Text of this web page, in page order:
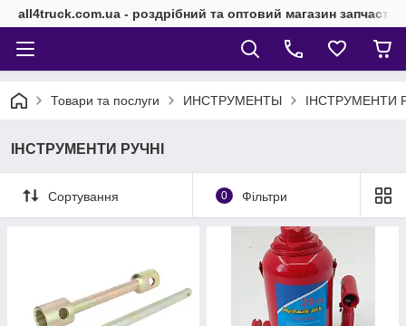
all4truck.com.ua - роздрібний та оптовий магазин
Товари та послуги ИНСТРУМЕНТЫ ІНСТРУМЕНТИ
ІНСТРУМЕНТИ РУЧНІ
Сортування 0 Фільтри